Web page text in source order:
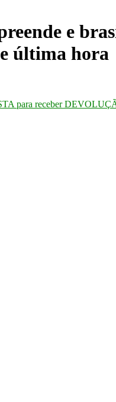
e
última hora